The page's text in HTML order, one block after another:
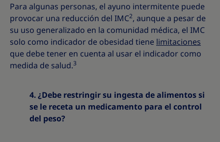
Para algunas personas, el ayuno intermitente puede
provocar una reducción del IMC2, aunque a pesar de
su uso generalizado en la comunidad médica, el IMC
solo como indicador de obesidad tiene limitaciones
que debe tener en cuenta al usar el indicador como
medida de salud.3
4. ¿Debe restringir su ingesta de alimentos si
se le receta un medicamento para el control
del peso?